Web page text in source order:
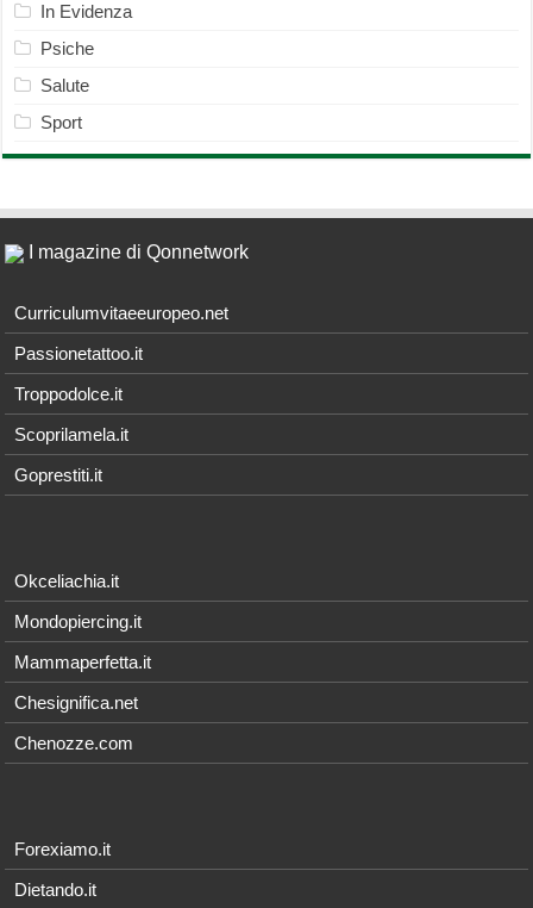
In Evidenza
Psiche
Salute
Sport
I magazine di Qonnetwork
Curriculumvitaeeuropeo.net
Passionetattoo.it
Troppodolce.it
Scoprilamela.it
Goprestiti.it
Okceliachia.it
Mondopiercing.it
Mammaperfetta.it
Chesignifica.net
Chenozze.com
Forexiamo.it
Dietando.it